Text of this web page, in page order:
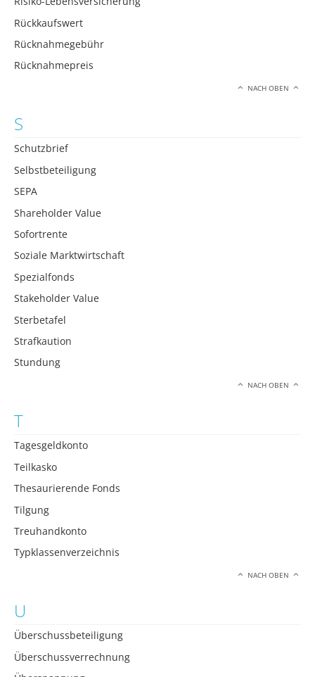
Rückkaufswert
Rücknahmegebühr
Rücknahmepreis
NACH OBEN
S
Schutzbrief
Selbstbeteiligung
SEPA
Shareholder Value
Sofortrente
Soziale Marktwirtschaft
Spezialfonds
Stakeholder Value
Sterbetafel
Strafkaution
Stundung
NACH OBEN
T
Tagesgeldkonto
Teilkasko
Thesaurierende Fonds
Tilgung
Treuhandkonto
Typklassenverzeichnis
NACH OBEN
U
Überschussbeteiligung
Überschussverrechnung